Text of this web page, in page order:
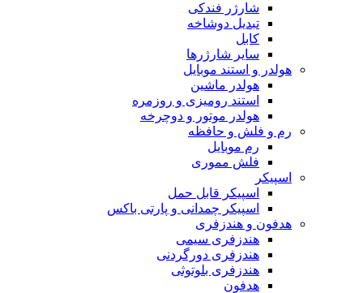
شارژر فندکی
تبدیل دوشاخه
کابل
سایر شارژرها
هولدر و استند موبایل
هولدر ماشین
استند رومیزی و روزمره
هولدر موتور و دوچرخه
رم و فلش و حافظه
رم موبایل
فلش مموری
اسپیکر
اسپیکر قابل حمل
اسپیکر چمدانی و پارتی باکس
هدفون و هندزفری
هندزفری سیمی
هندزفری دورگردنی
هندزفری بلوتوثی
هدفون